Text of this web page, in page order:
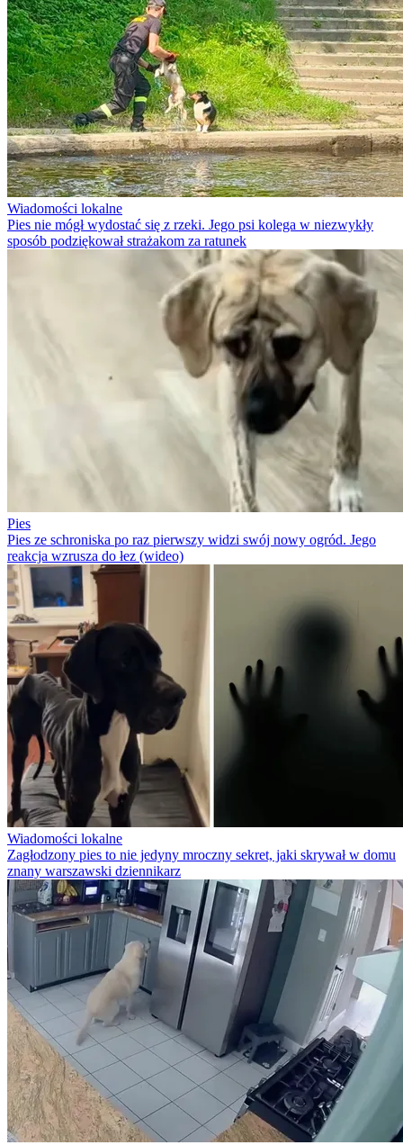
Wiadomości lokalne
Pies nie mógł wydostać się z rzeki. Jego psi kolega w niezwykły
sposób podziękował strażakom za ratunek
Pies
Pies ze schroniska po raz pierwszy widzi swój nowy ogród. Jego
reakcja wzrusza do łez (wideo)
Wiadomości lokalne
Zagłodzony pies to nie jedyny mroczny sekret, jaki skrywał w domu
znany warszawski dziennikarz